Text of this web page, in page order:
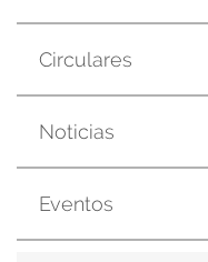
Circulares
Noticias
Eventos